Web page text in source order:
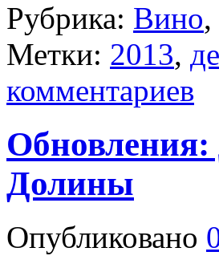
Рубрика: Вино,
Метки: 2013,
комментариев
Обновления:
Долины
Опубликовано